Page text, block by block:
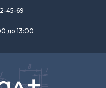
45-69
до 13:00